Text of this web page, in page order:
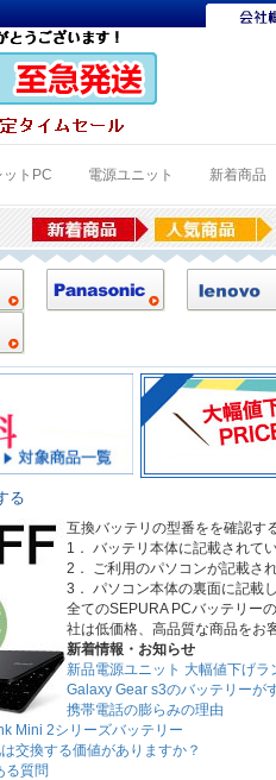
ットPC 電源ユニット 新着商品
る
互換バッテリの型番をを確認す
1． バッテリ本体に記載されて
2． ご利用のパソコンが記載さ
3． パソコン本体の裏面に記載
全てのSEPURA PCバッテリー
社は低価格、高品質な商品をお
新着情報・お知らせ
新品電源ユニット 大幅値下げラ
Galaxy Gear s3のバッテリーが
携帯電話の膨らみの理由
Mini 2シリーズバッテリー
交換する価値がありますか？
る質問